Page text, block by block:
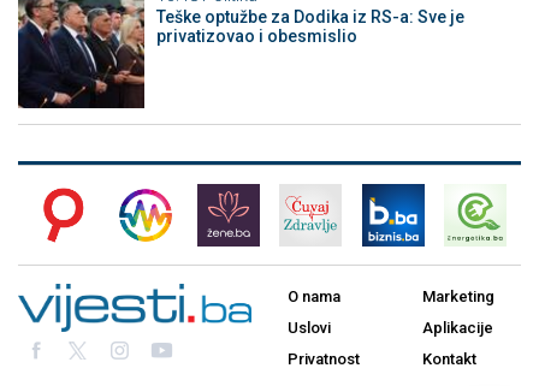
Teške optužbe za Dodika iz RS-a: Sve je
privatizovao i obesmislio
O nama
Uslovi
Privatnost
Marketing
Aplikacije
Kontakt